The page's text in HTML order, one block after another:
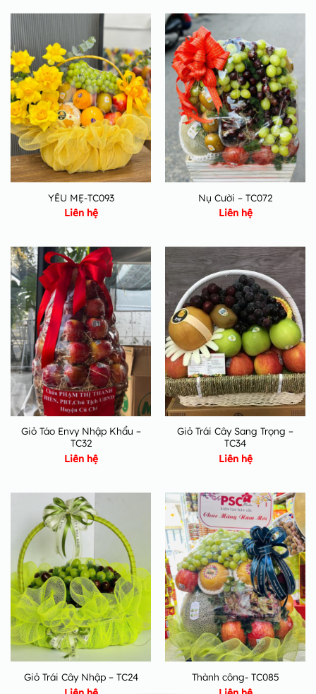
YÊU MẸ-TC093
Liên hệ
Nụ Cười – TC072
Liên hệ
Giỏ Táo Envy Nhập Khẩu –
TC32
Liên hệ
Giỏ Trái Cây Sang Trọng –
TC34
Liên hệ
Giỏ Trái Cây Nhập – TC24
Thành công- TC085